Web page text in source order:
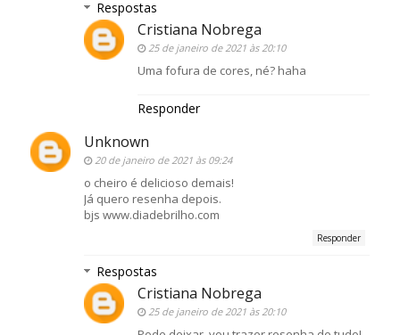
Respostas
Cristiana Nobrega
25 de janeiro de 2021 às 20:10
Uma fofura de cores, né? haha
Responder
Unknown
20 de janeiro de 2021 às 09:24
o cheiro é delicioso demais!
Já quero resenha depois.
bjs www.diadebrilho.com
Responder
Respostas
Cristiana Nobrega
25 de janeiro de 2021 às 20:10